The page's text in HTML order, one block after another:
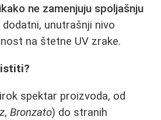
ne zamenjuju spoljašnju
dodatni, unutrašnji nivo
na štetne UV zrake.
spektar proizvoda, od
, Bronzato) do stranih